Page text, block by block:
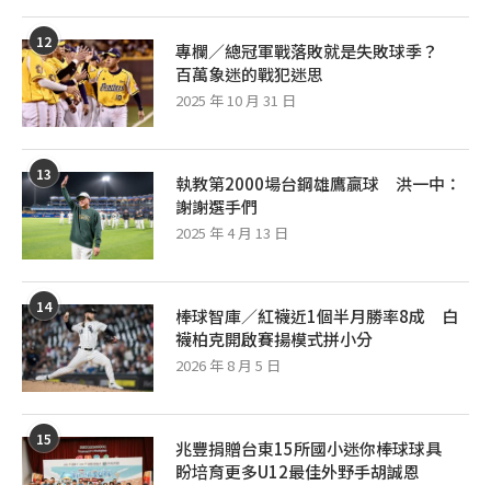
12
專欄／總冠軍戰落敗就是失敗球季？
百萬象迷的戰犯迷思
2025 年 10 月 31 日
13
執教第2000場台鋼雄鷹贏球 洪一中：
謝謝選手們
2025 年 4 月 13 日
14
棒球智庫／紅襪近1個半月勝率8成 白
襪柏克開啟賽揚模式拼小分
2026 年 8 月 5 日
15
兆豐捐贈台東15所國小迷你棒球球具
盼培育更多U12最佳外野手胡誠恩